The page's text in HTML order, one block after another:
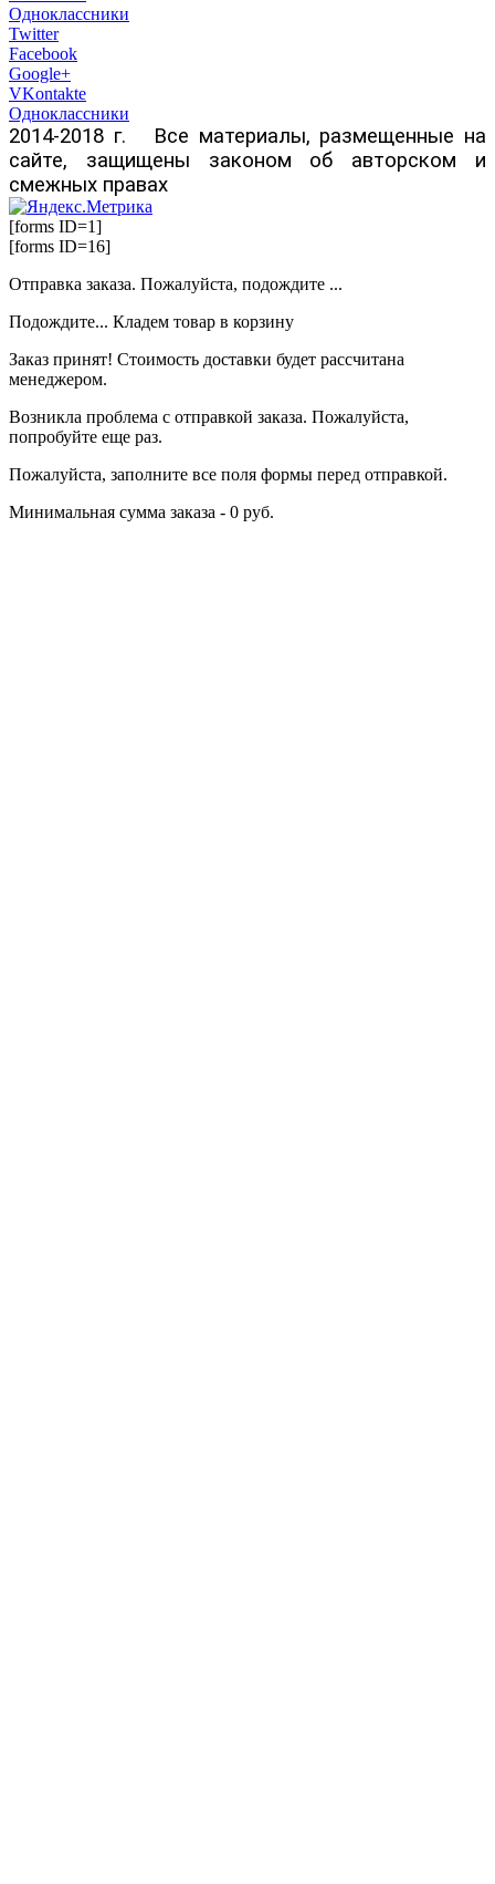
Одноклассники
Twitter
Facebook
Google+
VKontakte
Одноклассники
2014-2018 г. Все материалы, размещенные на
сайте, защищены законом об авторском и
смежных правах
[forms ID=1]
[forms ID=16]
Отправка заказа. Пожалуйста, подождите ...
Подождите... Кладем товар в корзину
Заказ принят! Стоимость доставки будет рассчитана
менеджером.
Возникла проблема с отправкой заказа. Пожалуйста,
попробуйте еще раз.
Пожалуйста, заполните все поля формы перед отправкой.
Минимальная сумма заказа - 0 руб.